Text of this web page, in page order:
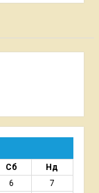
Сб
Нд
6
7